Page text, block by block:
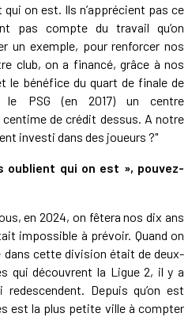
qui on est. Ils n’apprécient pas ce
pas compte du travail qu’on
un exemple, pour renforcer nos
club, on a financé, grâce à nos
le bénéfice du quart de finale de
le PSG (en 2017) un centre
centime de crédit dessus. A notre
investi dans des joueurs ?"
oublient qui on est », pouvez-
en 2024, on fêtera nos dix ans
impossible à prévoir. Quand on
dans cette division était de deux-
qui découvrent la Ligue 2, il y a
redescendent. Depuis qu’on est
est la plus petite ville à compter